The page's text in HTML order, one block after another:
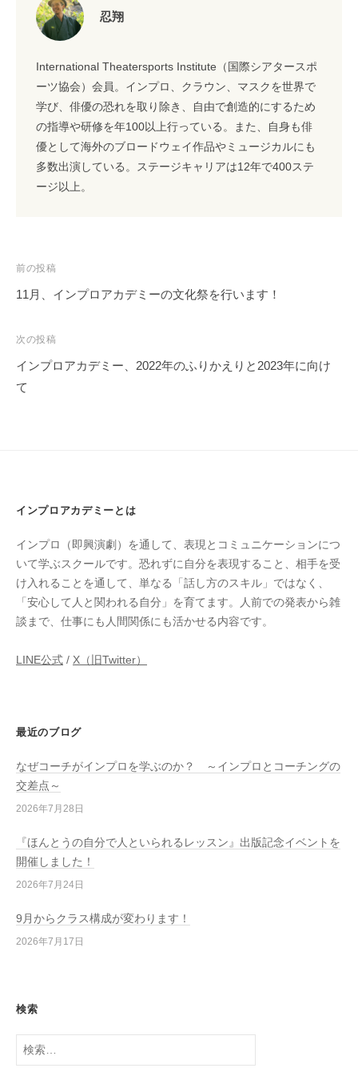
忍翔
International Theatersports Institute（国際シアタースポ
ーツ協会）会員。インプロ、クラウン、マスクを世界で
学び、俳優の恐れを取り除き、自由で創造的にするため
の指導や研修を年100以上行っている。また、自身も俳
優として海外のブロードウェイ作品やミュージカルにも
多数出演している。ステージキャリアは12年で400ステ
ージ以上。
投
稿
ビ
ゲ
ー
前の投稿
11月、インプロアカデミーの文化祭を行います！
次の投稿
インプロアカデミー、2022年のふりかえりと2023年に向け
て
インプロアカデミーとは
インプロ（即興演劇）を通して、表現とコミュニケーションにつ
いて学ぶスクールです。恐れずに自分を表現すること、相手を受
け入れることを通して、単なる「話し方のスキル」ではなく、
「安心して人と関われる自分」を育てます。人前での発表から雑
談まで、仕事にも人間関係にも活かせる内容です。
LINE公式 / X（旧Twitter）
最近のブログ
なぜコーチがインプロを学ぶのか？ ～インプロとコーチングの
交差点～
2026年7月28日
『ほんとうの自分で人といられるレッスン』出版記念イベントを
開催しました！
2026年7月24日
9月からクラス構成が変わります！
2026年7月17日
検索
検